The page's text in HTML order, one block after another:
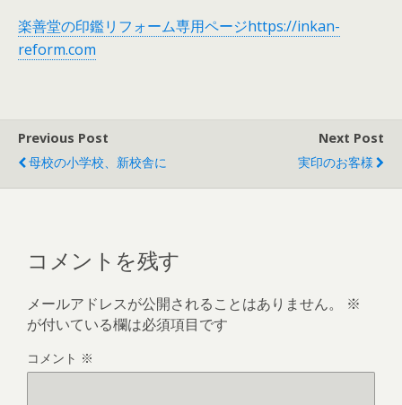
楽善堂の印鑑リフォーム専用ページhttps://inkan-
reform.com
Previous Post
母校の小学校、新校舎に
Next Post
実印のお客様
コメントを残す
メールアドレスが公開されることはありません。
※
が付いている欄は必須項目です
コメント ※